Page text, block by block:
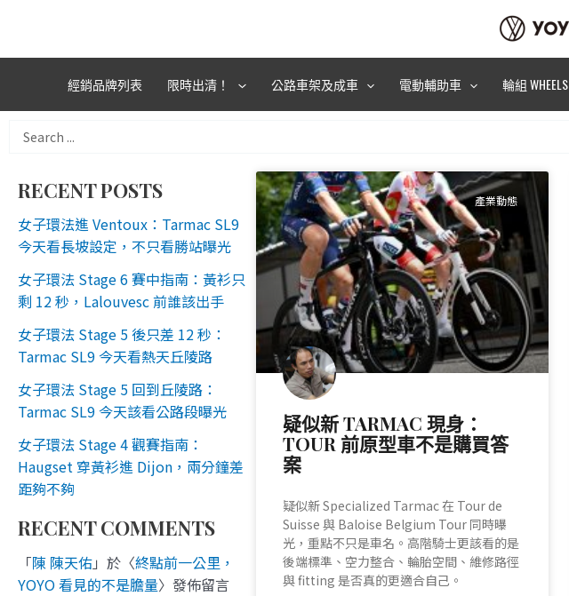
主
經銷品牌列表 限時出清！ 公路車架及成車 電動輔助車 輪組 WHEELS
Search
RECENT POSTS
女子環法進 Ventoux：Tarmac SL9
今天看長坡設定，不只看勝站曝光
女子環法 Stage 6 賽中指南：黃衫只
剩 12 秒，Lalouvesc 前誰該出手
女子環法 Stage 5 後只差 12 秒：
Tarmac SL9 今天看熱天丘陵路
女子環法 Stage 5 回到丘陵路：
Tarmac SL9 今天該看公路段曝光
女子環法 Stage 4 觀賽指南：
Haugset 穿黃衫進 Dijon，兩分鐘差
距夠不夠
RECENT COMMENTS
「陳 陳天佑」於〈終點前一公里，
YOYO 看見的不是膽量〉發佈留言
產業動態
疑似新 TARMAC 現身：
TOUR 前原型車不是購買答
案
疑似新 Specialized Tarmac 在 Tour de
Suisse 與 Baloise Belgium Tour 同時曝
光，重點不只是車名。高階騎士更該看的是
後端標準、空力整合、輪胎空間、維修路徑
與 fitting 是否真的更適合自己。